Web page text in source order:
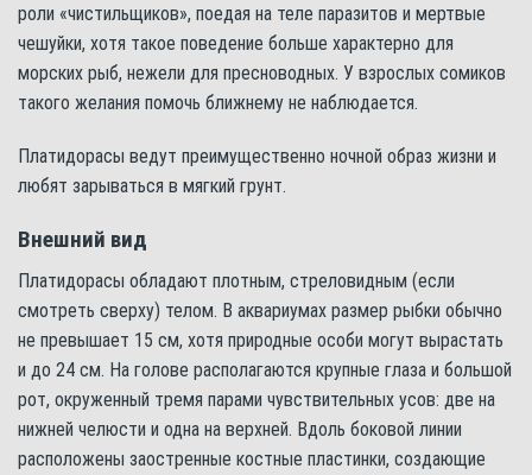
роли «чистильщиков», поедая на теле паразитов и мертвые
чешуйки, хотя такое поведение больше характерно для
морских рыб, нежели для пресноводных. У взрослых сомиков
такого желания помочь ближнему не наблюдается.
Платидорасы ведут преимущественно ночной образ жизни и
любят зарываться в мягкий грунт.
Внешний вид
Платидорасы обладают плотным, стреловидным (если
смотреть сверху) телом. В аквариумах размер рыбки обычно
не превышает 15 см, хотя природные особи могут вырастать
и до 24 см. На голове располагаются крупные глаза и большой
рот, окруженный тремя парами чувствительных усов: две на
нижней челюсти и одна на верхней. Вдоль боковой линии
расположены заостренные костные пластинки, создающие